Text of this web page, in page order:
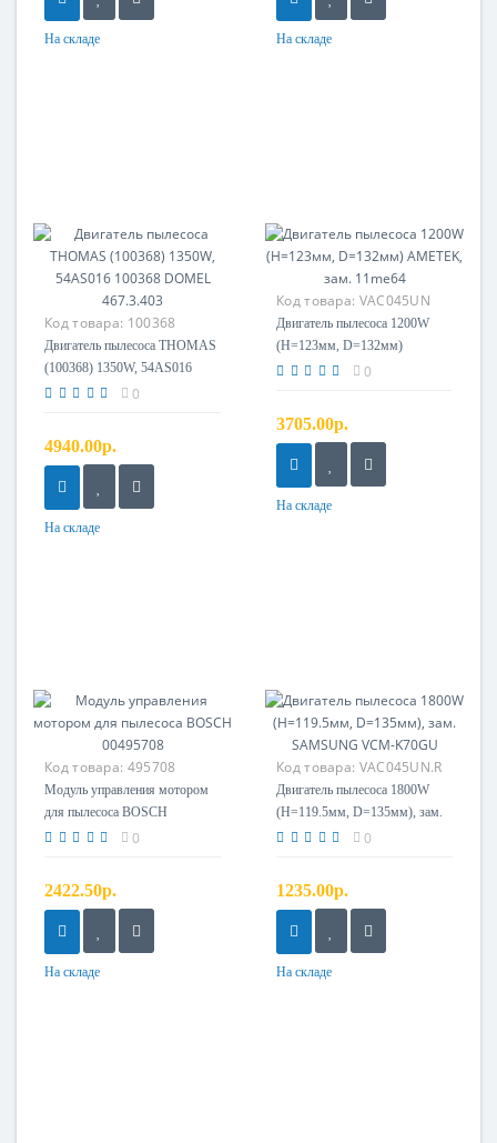
На складе На складе
Код товара: 100368
DOMEL 467.3.403
Двигатель пылесоса THOMAS
(100368) 1350W, 54AS016
100368 DOMEL 467.3.403
0
4940.00р.
На складе
Код товара: VAC045UN
Двигатель пылесоса 1200W
(H=123мм, D=132мм)
AMETEK, зам. 11me64
0
3705.00р.
На складе
Код товара: 495708
Модуль управления мотором
для пылесоса BOSCH
00495708
0
2422.50р.
На складе
Код товара: VAC045UN.R
Двигатель пылесоса 1800W
(H=119.5мм, D=135мм), зам.
SAMSUNG VCM-K70GU
0
1235.00р.
На складе